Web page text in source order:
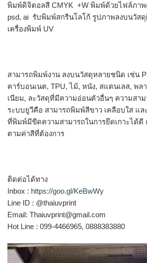
พิมพ์ดิจิตอลสี CMYK +W พิมพ์ด้วยไฟล์ภาพ
psd, ai รับพิมพ์สกรีนโลโก้ รูปภาพลงบนวัส
เครื่องพิมพ์ UV
สามารถพิมพ์งาน ลงบนวัสดุหลายชนิด เช่น
คาร์บอนเนต, TPU, ไม้, หนัง, สแตนเลส, พล
เนียม, ละวัสดุที่มีความอ่อนตัวอื่นๆ ความสา
ระบบยูวีคือ สามารถพิมพ์สีขาว เคลือบใส แ
ที่พิมพ์มีขีดความสามารถในการยึดเกาะได้
ตามค่าสีที่ต้องการ
ติดต่อได้ทาง
Inbox : https://goo.gl/KeBwWy
Line ID : @thaiuvprint
Email: Thaiuvprint@gmail.com
Hot Line : 099-4466965, 0888383880